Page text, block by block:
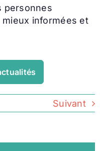
personnes
informées et
Suivant